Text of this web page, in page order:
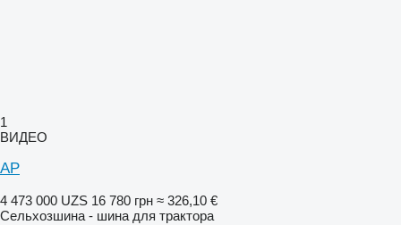
1
ВИДЕО
AP
4 473 000 UZS 16 780 грн ≈ 326,10 €
Сельхозшина - шина для трактора